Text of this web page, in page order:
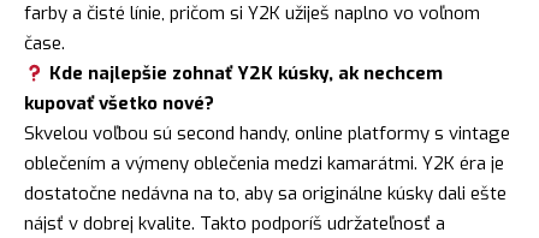
farby a čisté línie, pričom si Y2K užiješ naplno vo voľnom
čase.
Kde najlepšie zohnať Y2K kúsky, ak nechcem
kupovať všetko nové?
Skvelou voľbou sú second handy, online platformy s vintage
oblečením a výmeny oblečenia medzi kamarátmi. Y2K éra je
dostatočne nedávna na to, aby sa originálne kúsky dali ešte
nájsť v dobrej kvalite. Takto podporíš udržateľnosť a